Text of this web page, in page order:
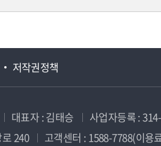
저작권정책
대표자 : 김태승 사업자등록 :
240
고객센터 : 1588-7788(이용